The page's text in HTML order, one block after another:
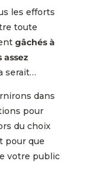
les efforts
toute
gâchés à
assez
serait…
dans
pour
du choix
pour que
votre public